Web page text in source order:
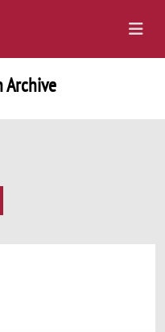
Archive